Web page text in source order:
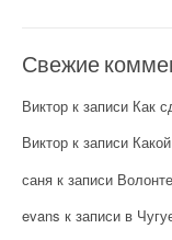
Свежие
Виктор к записи Как
Виктор к записи
саня к записи
evans к записи в